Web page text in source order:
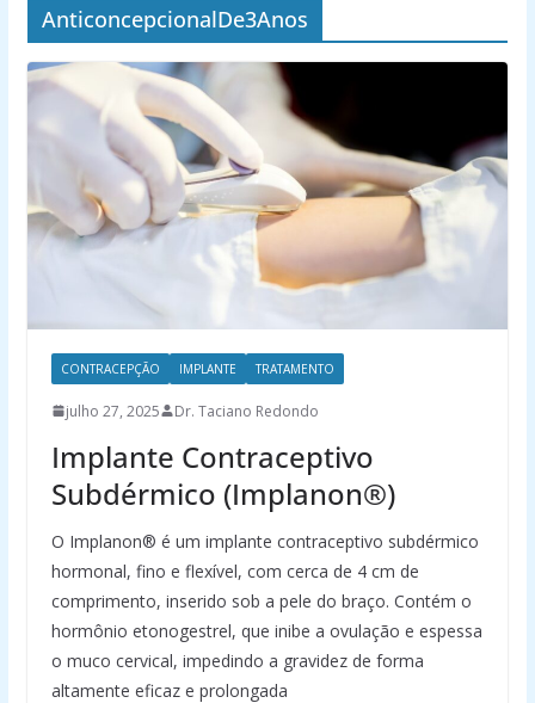
AnticoncepcionalDe3Anos
CONTRACEPÇÃO IMPLANTE TRATAMENTO
julho 27, 2025 Dr. Taciano Redondo
Implante Contraceptivo
Subdérmico (Implanon®)
O Implanon® é um implante contraceptivo subdérmico
hormonal, fino e flexível, com cerca de 4 cm de
comprimento, inserido sob a pele do braço. Contém o
hormônio etonogestrel, que inibe a ovulação e espessa
o muco cervical, impedindo a gravidez de forma
altamente eficaz e prolongada